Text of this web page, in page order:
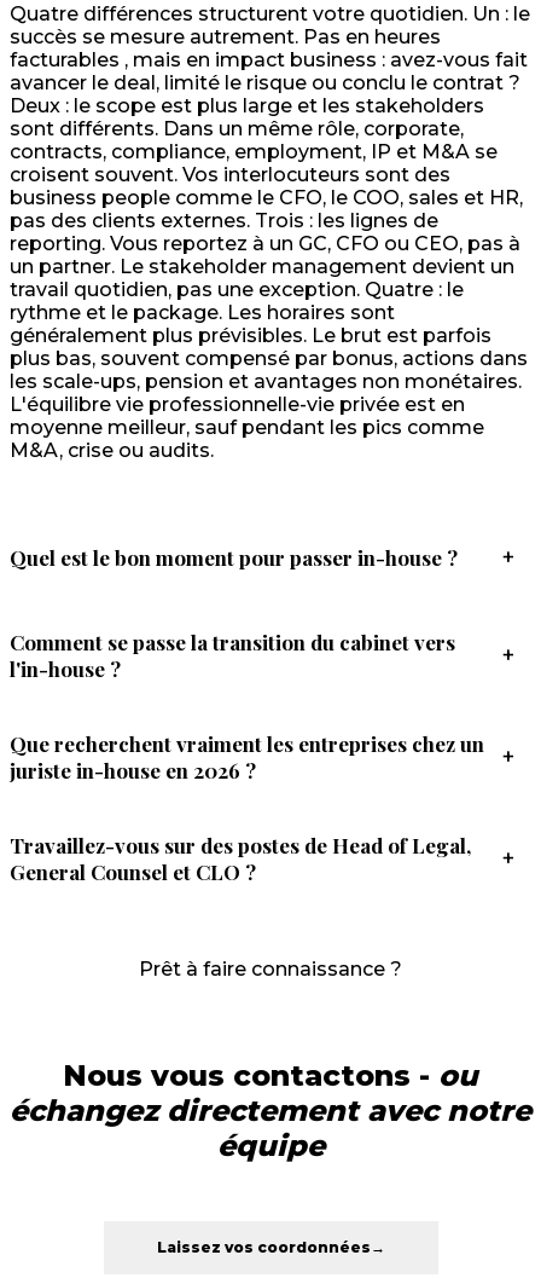
Quatre différences structurent votre quotidien. Un : le
succès se mesure autrement. Pas en heures
facturables , mais en impact business : avez-vous fait
avancer le deal, limité le risque ou conclu le contrat ?
Deux : le scope est plus large et les stakeholders
sont différents. Dans un même rôle, corporate,
contracts, compliance, employment, IP et M&A se
croisent souvent. Vos interlocuteurs sont des
business people comme le CFO, le COO, sales et HR,
pas des clients externes. Trois : les lignes de
reporting. Vous reportez à un GC, CFO ou CEO, pas à
un partner. Le stakeholder management devient un
travail quotidien, pas une exception. Quatre : le
rythme et le package. Les horaires sont
généralement plus prévisibles. Le brut est parfois
plus bas, souvent compensé par bonus, actions dans
les scale-ups, pension et avantages non monétaires.
L'équilibre vie professionnelle-vie privée est en
moyenne meilleur, sauf pendant les pics comme
M&A, crise ou audits.
Quel est le bon moment pour passer in-house ? +
Comment se passe la transition du cabinet vers
l'in-house ?
+
Que recherchent vraiment les entreprises chez un
juriste in-house en 2026 ?
+
Travaillez-vous sur des postes de Head of Legal,
General Counsel et CLO ?
+
Prêt à faire connaissance ?
Nous vous contactons - ou
échangez directement avec notre
équipe
Laissez vos coordonnées →